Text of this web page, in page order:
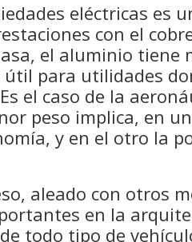
eléctricas es
con el
el aluminio tiene
para utilidades
el caso de la
peso implica, en
y en el otro la
aleado con otros
en la
todo tipo de